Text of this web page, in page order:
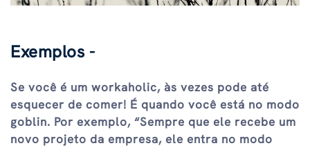
Exemplos -
Se você é um workaholic, às vezes pode até
esquecer de comer! É quando você está no modo
goblin. Por exemplo, “Sempre que ele recebe um
novo projeto da empresa, ele entra no modo